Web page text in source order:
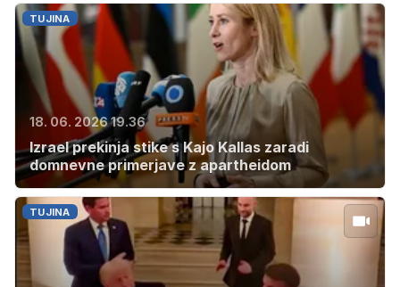
TUJINA
18. 06. 2026 19.36
Izrael prekinja stike s Kajo Kallas zaradi
domnevne primerjave z apartheidom
TUJINA